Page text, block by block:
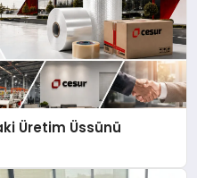
Üretim Üssünü